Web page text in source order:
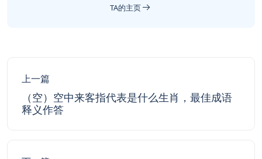
TA的主页
上一篇
（空）空中来客指代表是什么生肖，最佳成语
释义作答